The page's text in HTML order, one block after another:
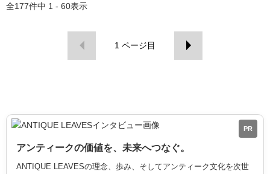
全177件中 1 - 60表示
1 ページ目
PR
アンティークの価値を、未来へつなぐ。
ANTIQUE LEAVESの理念、歩み、そしてアンティーク文化を次世